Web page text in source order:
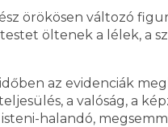
örökösen változó
öltenek a lélek, a
az evidenciák
a valóság, a
halandó,